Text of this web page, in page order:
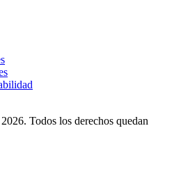
2026. Todos los derechos quedan